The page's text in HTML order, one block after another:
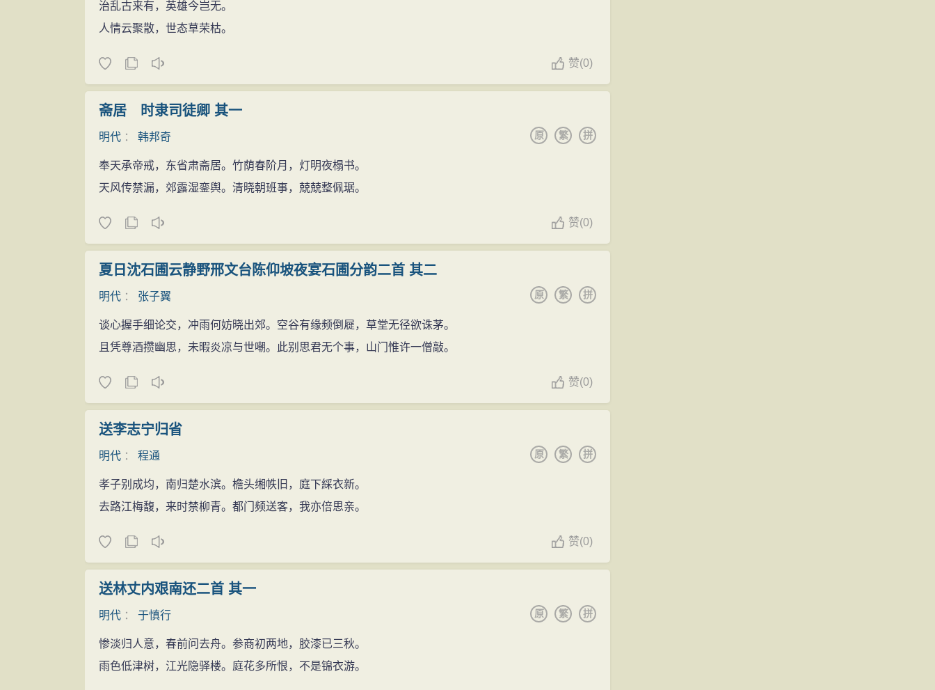
治乱古来有，英雄今岂无。
人情云聚散，世态草荣枯。
赞(0)
斋居 时隶司徒卿 其一
明代 ： 韩邦奇 拼
繁
原
奉天承帝戒，东省肃斋居。竹荫春阶月，灯明夜榻书。
天风传禁漏，郊露湿銮舆。清晓朝班事，兢兢整佩琚。
赞(0)
夏日沈石圃云静野邢文台陈仰坡夜宴石圃分韵二首 其二
明代 ： 张子翼 拼
繁
原
谈心握手细论交，冲雨何妨晓出郊。空谷有缘频倒屣，草堂无径欲诛茅。
且凭尊酒攒幽思，未暇炎凉与世嘲。此别思君无个事，山门惟许一僧敲。
赞(0)
送李志宁归省
明代 ： 程通 拼
繁
原
孝子别成均，南归楚水滨。檐头缃帙旧，庭下綵衣新。
去路江梅馥，来时禁柳青。都门频送客，我亦倍思亲。
赞(0)
送林丈内艰南还二首 其一
明代 ： 于慎行 拼
繁
原
惨淡归人意，春前问去舟。参商初两地，胶漆已三秋。
雨色低津树，江光隐驿楼。庭花多所恨，不是锦衣游。